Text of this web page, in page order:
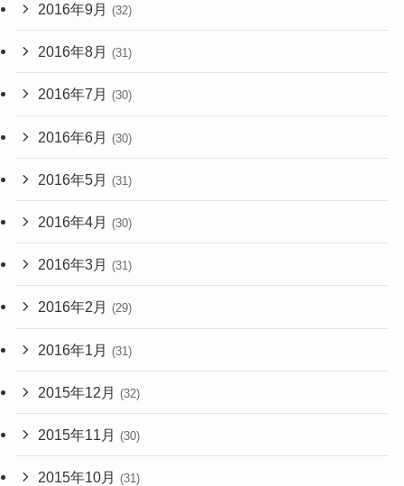
2016年9月 (32)
2016年8月 (31)
2016年7月 (30)
2016年6月 (30)
2016年5月 (31)
2016年4月 (30)
2016年3月 (31)
2016年2月 (29)
2016年1月 (31)
2015年12月 (32)
2015年11月 (30)
2015年10月 (31)